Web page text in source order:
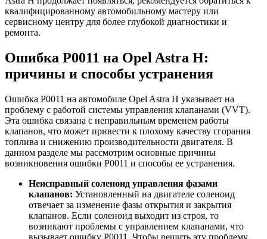
квалифицированному автомобильному мастеру или
сервисному центру для более глубокой диагностики и
ремонта.
Ошибка P0011 на Opel Astra H:
причины и способы устранения
Ошибка P0011 на автомобиле Opel Astra H указывает на
проблему с работой системы управления клапанами (VVT).
Эта ошибка связана с неправильным временем работы
клапанов, что может привести к плохому качеству сгорания
топлива и снижению производительности двигателя. В
данном разделе мы рассмотрим основные причины
возникновения ошибки P0011 и способы ее устранения.
Неисправный соленоид управления фазами
клапанов: Установленный на двигателе соленоид
отвечает за изменение фазы открытия и закрытия
клапанов. Если соленоид выходит из строя, то
возникают проблемы с управлением клапанами, что
вызывает ошибку P0011. Чтобы решить эту проблему,